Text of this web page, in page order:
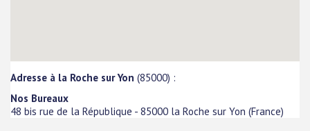
Adresse à la Roche sur Yon (85000) :
Nos Bureaux
48 bis rue de la République - 85000 la Roche sur Yon (France)